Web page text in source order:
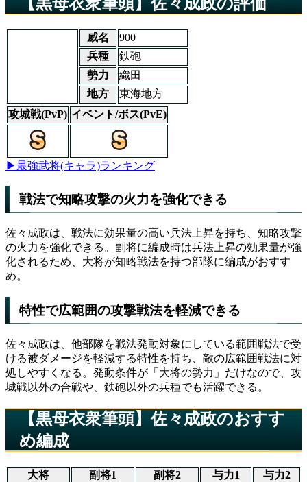
威名
900
兵種
鉄砲
勢力
織田
地方
東海地方
攻城戦(PvP) イベント/ボス(PvE)
▶最強武将(キャラ)ランキング
戦法で知略攻撃の火力を強化できる
佐々成政は、戦法に効果量の高い兵法上昇を持ち、知略攻撃
の火力を強化できる。副将に編成時は兵法上昇の効果量が強
化されるため、大将が知略戦法を持つ部隊に編成がおすす
め。
特性で広範囲の攻撃戦法を軽減できる
佐々成政は、他部隊を戦法発動対象にしている範囲戦法で受
ける被ダメージを軽減する特性を持ち、敵の広範囲戦法に対
処しやすくなる。発動条件が「大将の勢力」だけなので、攻
城戦以外の合戦や、鉄砲以外の兵種でも活躍できる。
【黒母衣衆筆頭】佐々成政のおすす
め編成
大将 副将1 副将2 与力1 与力2